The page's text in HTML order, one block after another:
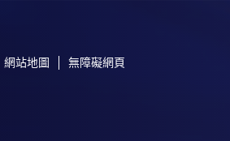
網站地圖 無障礙網頁